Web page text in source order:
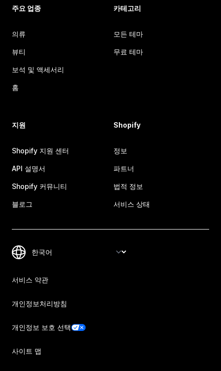
주요 업종
의류
뷰티
보석 및 액세서리
홈
카테고리
모든 테마
무료 테마
지원
Shopify 지원 센터
API 설명서
Shopify 커뮤니티
블로그
Shopify
정보
파트너
법적 정보
서비스 상태
서비스 약관
개인정보처리방침
개인정보 보호 선택
사이트 맵